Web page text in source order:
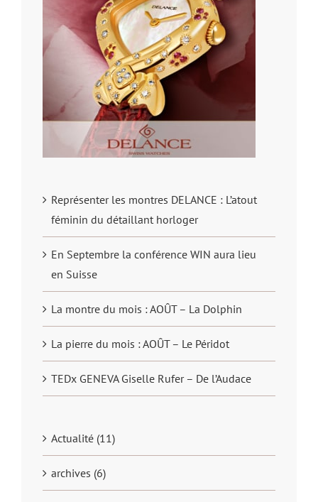
Représenter les montres DELANCE : L’atout
féminin du détaillant horloger
En Septembre la conférence WIN aura lieu
en Suisse
La montre du mois : AOÛT – La Dolphin
La pierre du mois : AOÛT – Le Péridot
TEDx GENEVA Giselle Rufer – De l’Audace
Actualité (11)
archives (6)